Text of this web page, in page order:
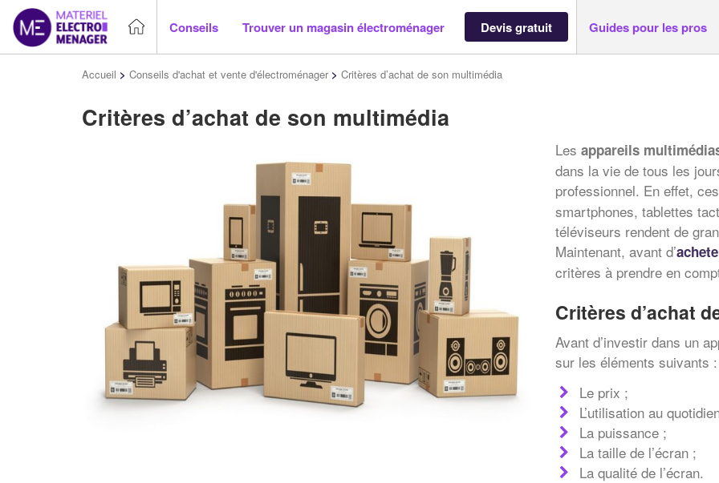
Conseils Trouver un magasin électroménager Devis gratuit Guides pour les pros
Accueil > Conseils d'achat et vente d'électroménager > Critères d’achat de son multimédia
Critères d’achat de son multimédia
Les appareils
dans la vie de tous les
professionnel. En effet, ces
smartphones, tablettes
téléviseurs rendent de
Maintenant, avant d’
critères à prendre en
Critères d’achat
Avant d’investir dans un
sur les éléments suivants :
Le prix ;
L’utilisation au
La puissance ;
La taille de l’écran ;
La qualité de l’écran.